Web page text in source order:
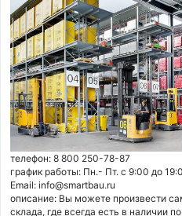
телефон: 8 800 250-78-87
график работы: Пн.- Пт. с 9:00 до
Email: info@smartbau.ru
описание: Вы можете произвести
склада, где всегда есть в наличии